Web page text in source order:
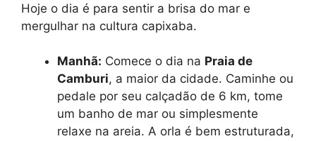
Hoje o dia é para sentir a brisa do mar e
mergulhar na cultura capixaba.
Manhã: Comece o dia na Praia de
Camburi, a maior da cidade. Caminhe ou
pedale por seu calçadão de 6 km, tome
um banho de mar ou simplesmente
relaxe na areia. A orla é bem estruturada,